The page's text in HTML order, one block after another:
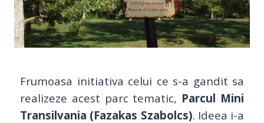
Frumoasa initiativa celui ce s-a gandit sa
realizeze acest parc tematic, Parcul Mini
Transilvania (Fazakas Szabolcs). Ideea i-a